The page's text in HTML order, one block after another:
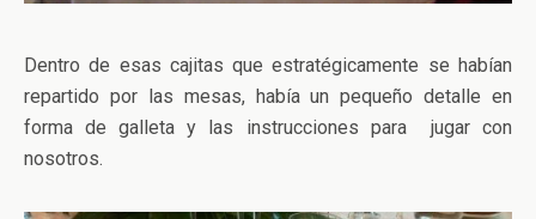
Dentro de esas cajitas que estratégicamente se habían
repartido por las mesas, había un pequeño detalle en
forma de galleta y las instrucciones para jugar con
nosotros.